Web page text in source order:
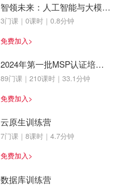
智领未来：人工智能与大模型
入门专题
3门课｜0课时｜0.8分钟
免费加入>
2024年第一批MSP认证培训
班
89门课｜210课时｜33.1分钟
免费加入>
云原生训练营
7门课｜8课时｜4.7分钟
免费加入>
数据库训练营